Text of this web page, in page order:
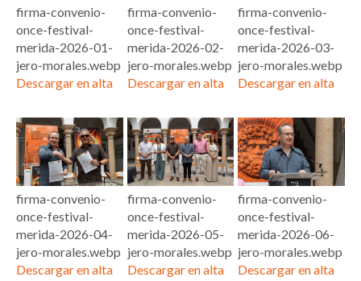
firma-convenio-
once-festival-
merida-2026-01-
jero-morales.webp
Descargar en alta
firma-convenio-
once-festival-
merida-2026-02-
jero-morales.webp
Descargar en alta
firma-convenio-
once-festival-
merida-2026-03-
jero-morales.webp
Descargar en alta
firma-convenio-
once-festival-
merida-2026-04-
jero-morales.webp
Descargar en alta
firma-convenio-
once-festival-
merida-2026-05-
jero-morales.webp
Descargar en alta
firma-convenio-
once-festival-
merida-2026-06-
jero-morales.webp
Descargar en alta